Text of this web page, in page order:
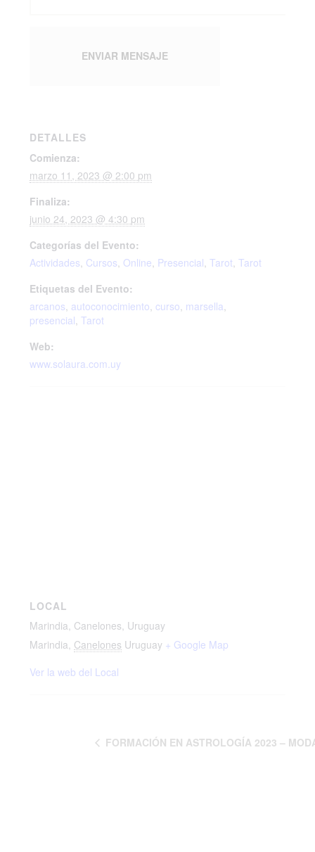
DETALLES
Comienza:
marzo 11, 2023 @ 2:00 pm
Finaliza:
junio 24, 2023 @ 4:30 pm
Categorías del Evento:
Actividades, Cursos, Online, Presencial,Tarot,Tarot
Etiquetas del Evento:
arcanos, autoconocimiento, curso, marsella,
presencial,Tarot
Web:
www.solaura.com.uy
LOCAL
Marindia, Canelones, Uruguay
Marindia Canelones Uruguay + Google Map
Ver la web del Local
FORMACIÓN EN ASTROLOGÍA 2023 –